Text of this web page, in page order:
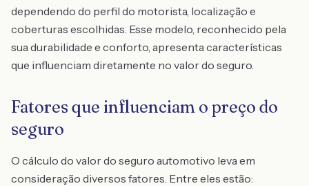
dependendo do perfil do motorista, localização e
coberturas escolhidas. Esse modelo, reconhecido pela
sua durabilidade e conforto, apresenta características
que influenciam diretamente no valor do seguro.
Fatores que influenciam o preço do
seguro
O cálculo do valor do seguro automotivo leva em
consideração diversos fatores. Entre eles estão: